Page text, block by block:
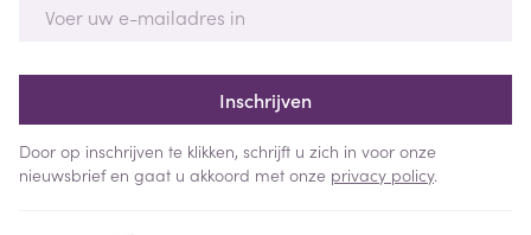
Inschrijven
Door op inschrijven te klikken, schrijft u zich in voor onze
nieuwsbrief en gaat u akkoord met onze privacy policy.